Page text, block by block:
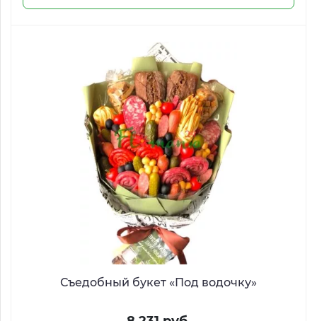
Съедобный букет «Под водочку»